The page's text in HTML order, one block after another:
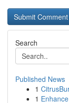
Search
Published News
1
1